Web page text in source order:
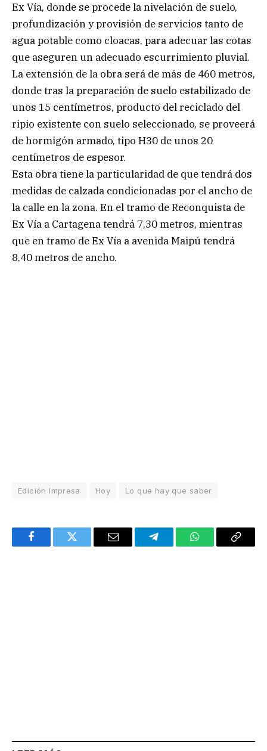
Ex Vía, donde se procede la nivelación de suelo,
profundización y provisión de servicios tanto de
agua potable como cloacas, para adecuar las cotas
que aseguren un adecuado escurrimiento pluvial.
La extensión de la obra será de más de 460 metros,
donde tras la preparación de suelo estabilizado de
unos 15 centímetros, producto del reciclado del
ripio existente con suelo seleccionado, se proveerá
de hormigón armado, tipo H30 de unos 20
centímetros de espesor.
Esta obra tiene la particularidad de que tendrá dos
medidas de calzada condicionadas por el ancho de
la calle en la zona. En el tramo de Reconquista de
Ex Vía a Cartagena tendrá 7,30 metros, mientras
que en tramo de Ex Vía a avenida Maipú tendrá
8,40 metros de ancho.
Edición Impresa Hoy Lo que hay que saber
FacebookTwitter Email TelegramWhatsAppCopy